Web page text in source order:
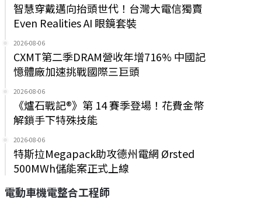
智慧穿戴邁向抬頭世代！台灣大電信獨賣
Even Realities AI 眼鏡套裝
2026-08-06
CXMT第二季DRAM營收年增716% 中國記
憶體廠加速挑戰國際三巨頭
2026-08-06
《爐石戰記®》第 14 賽季登場！花費金幣
解鎖手下特殊技能
2026-08-06
特斯拉Megapack助攻德州電網 Ørsted
500MWh儲能案正式上線
電動車機電整合工程師